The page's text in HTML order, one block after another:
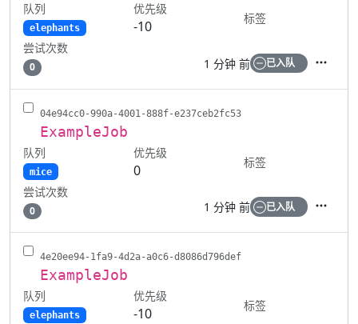
队列
elephants
优先级
-10
标签
尝试次数
0 1 分钟 前 已入队 操作
04e94cc0-990a-4001-888f-e237ceb2fc53
ExampleJob
队列
mice
优先级
0
标签
尝试次数
0 1 分钟 前 已入队
4e20ee94-1fa9-4d2a-a0c6-d8086d796def
ExampleJob
队列
elephants
优先级
-10
标签